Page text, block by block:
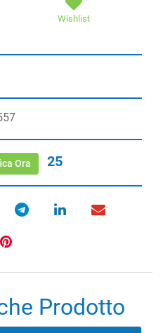
Wishlist
Ora 25
Prodotto